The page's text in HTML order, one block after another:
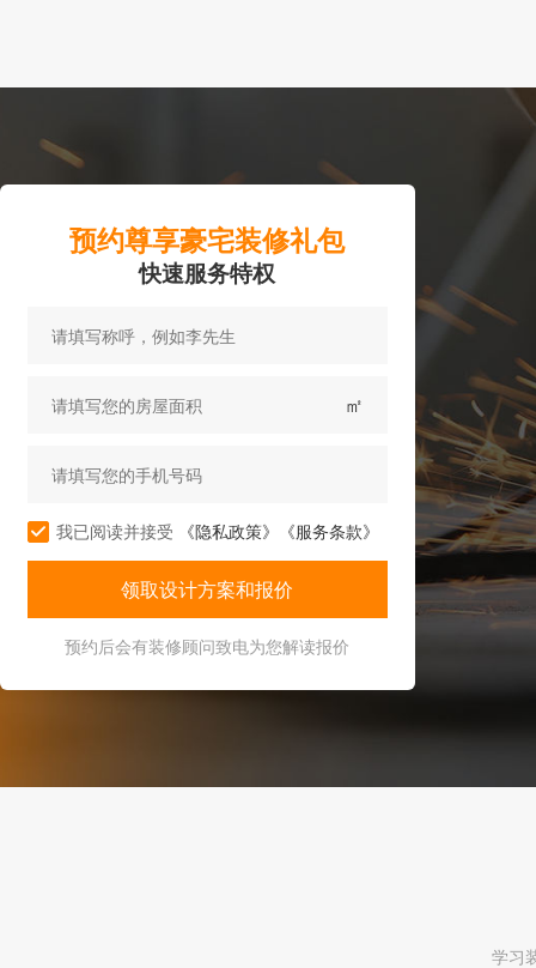
预约尊享豪宅装修礼包
快速服务特权
㎡
我已阅读并接受 《隐私政策》 《服务条款》
预约后会有装修顾问致电为您解读报价
学习